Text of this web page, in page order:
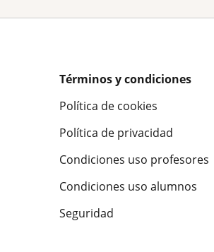
Términos y condiciones
Política de cookies
Política de privacidad
Condiciones uso profesores
Condiciones uso alumnos
Seguridad